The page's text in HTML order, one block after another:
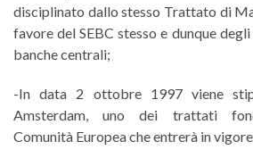
disciplinato dallo stesso Trattato di
favore del SEBC stesso e dunque
banche centrali;
-In data 2 ottobre 1997 viene
Amsterdam, uno dei trattati
Comunità Europea che entrerà in